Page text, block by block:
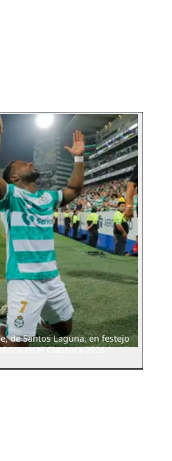
de Santos Laguna, en festejo
en el Clausura 2026 |